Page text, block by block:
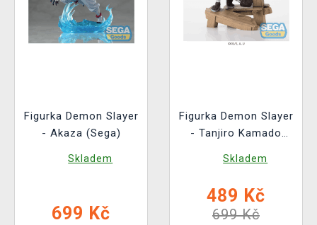
Figurka Demon Slayer
- Akaza (Sega)
Skladem
699 Kč
Figurka Demon Slayer
- Tanjiro Kamado
Arc (Sega)
Skladem
489 Kč
699 Kč